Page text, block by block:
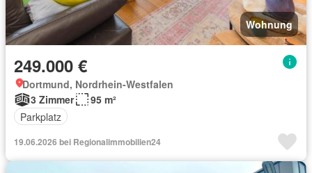
Wohnung
249.000 €
Dortmund, Nordrhein-Westfalen
3 Zimmer
95 m²
Parkplatz
19.06.2026 bei Regionalimmobilien24